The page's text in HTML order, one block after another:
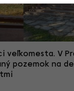
veľkomesta. V
pozemok na